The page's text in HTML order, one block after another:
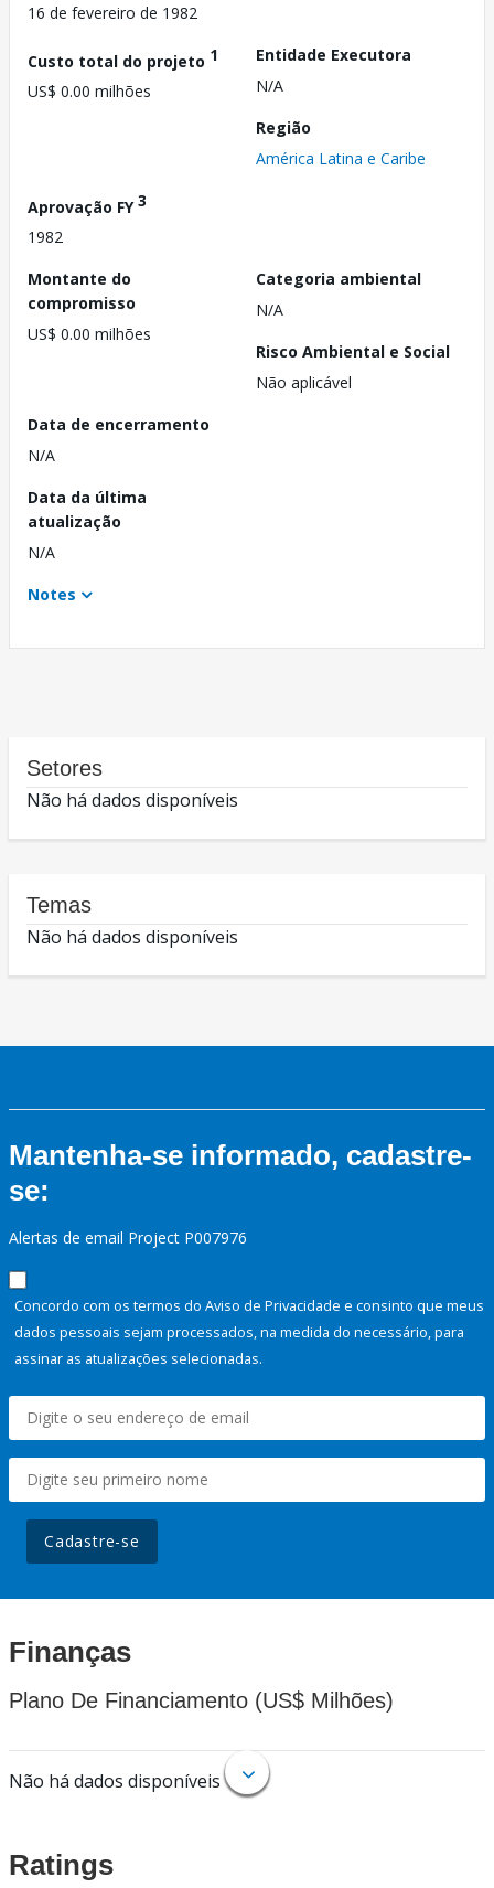
16 de fevereiro de 1982
Custo total do projeto 1
US$ 0.00 milhões
Entidade Executora
N/A
Região
América Latina e Caribe
Aprovação FY3
1982
Montante do
compromisso
US$ 0.00 milhões
Categoria ambiental
N/A
Risco Ambiental e Social
Não aplicável
Data de encerramento
N/A
Data da última
atualização
N/A
Notes
Setores
Não há dados disponíveis
Temas
Não há dados disponíveis
Mantenha-se informado, cadastre-
se:
Alertas de email Project P007976
Concordo com os termos do Aviso de Privacidade e consinto que meus
dados pessoais sejam processados, na medida do necessário, para
assinar as atualizações selecionadas.
Cadastre-se
Finanças
Plano De Financiamento (US$ Milhões)
Não há dados disponíveis
Ratings